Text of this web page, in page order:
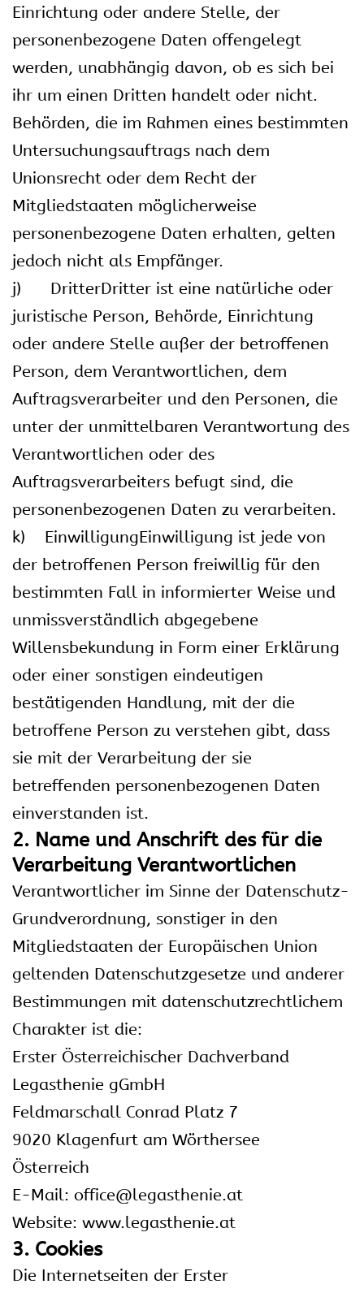
Einrichtung oder andere Stelle, der
personenbezogene Daten offengelegt
werden, unabhängig davon, ob es sich bei
ihr um einen Dritten handelt oder nicht.
Behörden, die im Rahmen eines bestimmten
Untersuchungsauftrags nach dem
Unionsrecht oder dem Recht der
Mitgliedstaaten möglicherweise
personenbezogene Daten erhalten, gelten
jedoch nicht als Empfänger.
j) DritterDritter ist eine natürliche oder
juristische Person, Behörde, Einrichtung
oder andere Stelle außer der betroffenen
Person, dem Verantwortlichen, dem
Auftragsverarbeiter und den Personen, die
unter der unmittelbaren Verantwortung des
Verantwortlichen oder des
Auftragsverarbeiters befugt sind, die
personenbezogenen Daten zu verarbeiten.
k) EinwilligungEinwilligung ist jede von
der betroffenen Person freiwillig für den
bestimmten Fall in informierter Weise und
unmissverständlich abgegebene
Willensbekundung in Form einer Erklärung
oder einer sonstigen eindeutigen
bestätigenden Handlung, mit der die
betroffene Person zu verstehen gibt, dass
sie mit der Verarbeitung der sie
betreffenden personenbezogenen Daten
einverstanden ist.
2. Name und Anschrift des für die
Verarbeitung Verantwortlichen
Verantwortlicher im Sinne der Datenschutz-
Grundverordnung, sonstiger in den
Mitgliedstaaten der Europäischen Union
geltenden Datenschutzgesetze und anderer
Bestimmungen mit datenschutzrechtlichem
Charakter ist die:
Erster Österreichischer Dachverband
Legasthenie gGmbH
Feldmarschall Conrad Platz 7
9020 Klagenfurt am Wörthersee
Österreich
E-Mail: office@legasthenie.at
Website: www.legasthenie.at
3. Cookies
Die Internetseiten der Erster